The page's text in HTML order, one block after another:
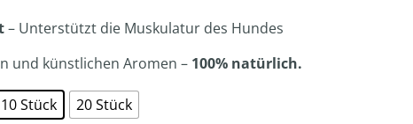
– Unterstützt die Muskulatur des Hundes
und künstlichen Aromen – 100% natürlich.
10 Stück 20 Stück